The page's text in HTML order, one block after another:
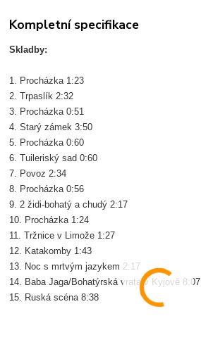
Kompletní specifikace
Skladby:
1. Procházka 1:23
2. Trpaslík 2:32
3. Procházka 0:51
4. Starý zámek 3:50
5. Procházka 0:60
6. Tuileriský sad 0:60
7. Povoz 2:34
8. Procházka 0:56
9. 2 židi-bohatý a chudý 2:17
10. Procházka 1:24
11. Tržnice v Limože 1:27
12. Katakomby 1:43
13. Noc s mrtvým jazykem 2:17
14. Baba Jaga/Bohatýrská vrata v Kyjově 8:07
15. Ruská scéna 8:38